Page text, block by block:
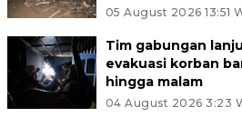
05 August 2026 13:51
Tim gabungan
evakuasi korban
hingga malam
04 August 2026 3:23